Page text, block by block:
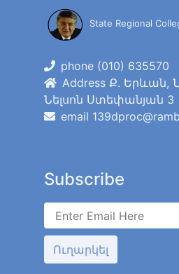
State Regional
phone (010) 635570
Address Ք. Երևան,
Նելսոն Ստեփանյան 3
email
Subscribe
Ուղարկել